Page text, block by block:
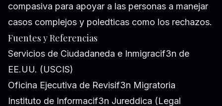
compasiva para apoyar a las personas a manejar
casos complejos y poledticas como los rechazos.
Fuentes y Referencias
Servicios de Ciudadaneda e Inmigracif3n de
EE.UU. (USCIS)
Oficina Ejecutiva de Revisif3n Migratoria
Instituto de Informacif3n Jureddica (Legal